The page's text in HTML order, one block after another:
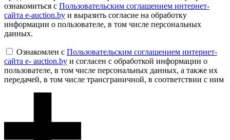
ознакомиться с Пользовательским соглашением интернет-
сайта e-auction.by и выразить согласие на обработку
информации о пользователе, в том числе персональных
данных.
Ознакомлен с Пользовательским соглашением интернет-
сайта e- auction.by и согласен с обработкой информации о
пользователе, в том числе персональных данных, а также их
передачей, в том числе трансграничной, в соответствии с ним